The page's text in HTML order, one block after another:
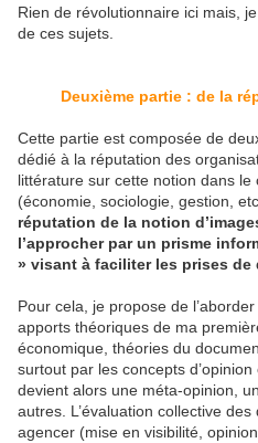
Rien de révolutionnaire ici mais,
de ces sujets.
Deuxième partie : de la
Cette partie est composée de
dédié à la réputation des
littérature sur cette notion dans
(économie, sociologie, gestion,
réputation de la notion
l’approcher par un prisme
» visant à faciliter les prises de
Pour cela, je propose de
apports théoriques de ma
économique, théories du
surtout par les concepts
devient alors une méta-opinion,
autres. L’évaluation collective
agencer (mise en visibilité,